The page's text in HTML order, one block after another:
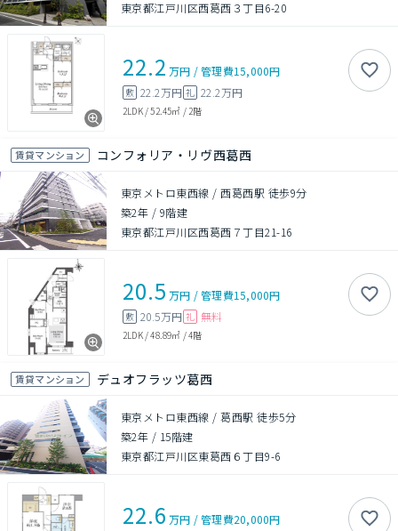
東京都江戸川区西葛西３丁目6-20
22.2 万円 /管理費15,000円
敷 22.2万円 礼 22.2万円
2LDK/52.45㎡ / 2階
賃貸マンション コンフォリア・リヴ西葛西
東京メトロ東西線 / 西葛西駅 徒歩9分
築2年 / 9階建
東京都江戸川区西葛西７丁目21-16
20.5 万円 /管理費15,000円
敷 20.5万円 礼 無料
2LDK/48.89㎡ /4階
賃貸マンション デュオフラッツ葛西
東京メトロ東西線 / 葛西駅 徒歩5分
築2年 / 15階建
東京都江戸川区東葛西６丁目9-6
22.6 万円 /管理費20,000円